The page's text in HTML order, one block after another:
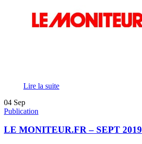
Lire la suite
04 Sep
Publication
LE MONITEUR.FR – SEPT 2019